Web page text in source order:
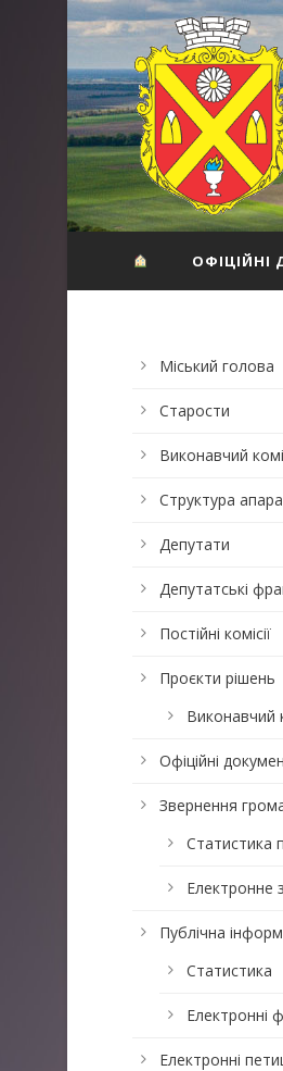
ОФІЦІЙНІ
Міський голова
Старости
Виконавчий
Структура
Депутати
Депутатські
Постійні комісії
Проєкти рішень
Виконавчий
Офіційні
Звернення
Статистика
Електронне
Публічна
Статистика
Електронні
Електронні